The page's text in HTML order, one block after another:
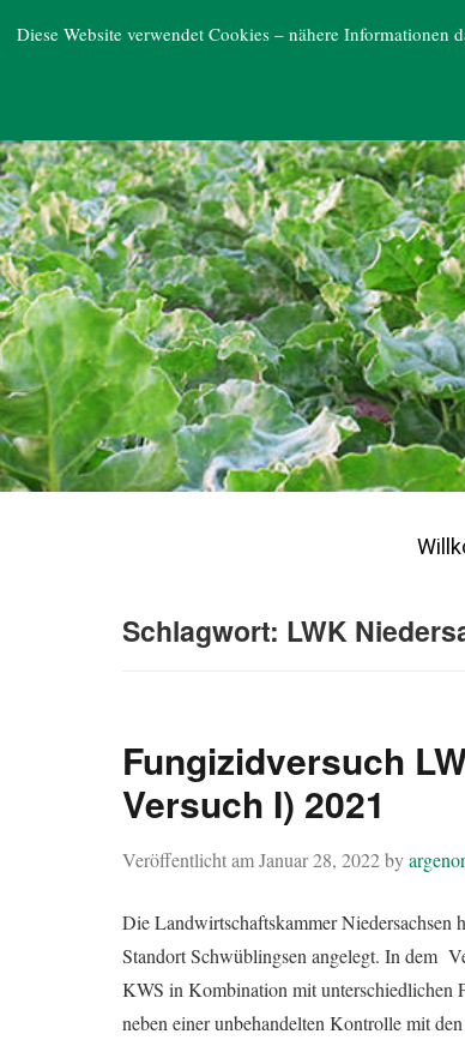
ARGE NORD
Schlagwort: LWK
Fungizidversuch
Versuch I) 2021
Veröffentlicht amJanuar 28, 2022by
Die Landwirtschaftskammer
Standort Schwüblingsen angelegt. In dem
KWS in Kombination mit unterschiedlichen
neben einer unbehandelten Kontrolle mit
Diese Website verwendet Cookies – nähere